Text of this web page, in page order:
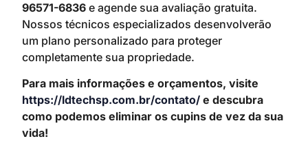
96571-6836 e agende sua avaliação gratuita.
Nossos técnicos especializados desenvolverão
um plano personalizado para proteger
completamente sua propriedade.
Para mais informações e orçamentos, visite
https://ldtechsp.com.br/contato/ e descubra
como podemos eliminar os cupins de vez da sua
vida!